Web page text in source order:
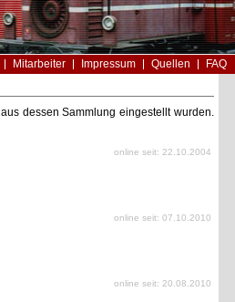
Mitarbeiter Impressum Quellen
FAQ
dessen Sammlung eingestellt wurden.
online seit: 22.10.2004
online seit: 07.10.2010
online seit: 20.08.2010